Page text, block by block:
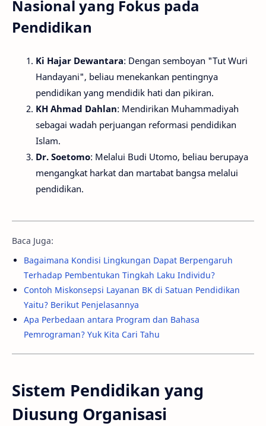
Nasional yang Fokus pada
Pendidikan
Ki Hajar Dewantara: Dengan semboyan "Tut Wuri
Handayani", beliau menekankan pentingnya
pendidikan yang mendidik hati dan pikiran.
KH Ahmad Dahlan: Mendirikan Muhammadiyah
sebagai wadah perjuangan reformasi pendidikan
Islam.
Dr. Soetomo: Melalui Budi Utomo, beliau berupaya
mengangkat harkat dan martabat bangsa melalui
pendidikan.
Baca Juga:
Bagaimana Kondisi Lingkungan Dapat Berpengaruh
Terhadap Pembentukan Tingkah Laku Individu?
Contoh Miskonsepsi Layanan BK di Satuan Pendidikan
Yaitu? Berikut Penjelasannya
Apa Perbedaan antara Program dan Bahasa
Pemrograman? Yuk Kita Cari Tahu
Sistem Pendidikan yang
Diusung Organisasi